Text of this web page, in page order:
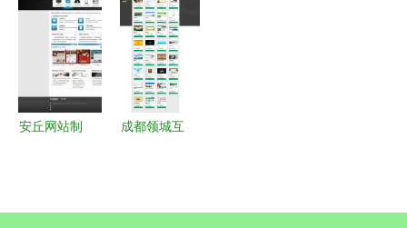
牌数字形象
的关键步骤
安丘网站制
成都领城互